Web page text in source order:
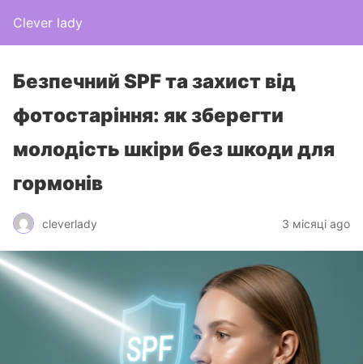
Clever lady
Безпечний SPF та захист від
фотостаріння: як зберегти
молодість шкіри без шкоди для
гормонів
cleverlady 3 місяці ago